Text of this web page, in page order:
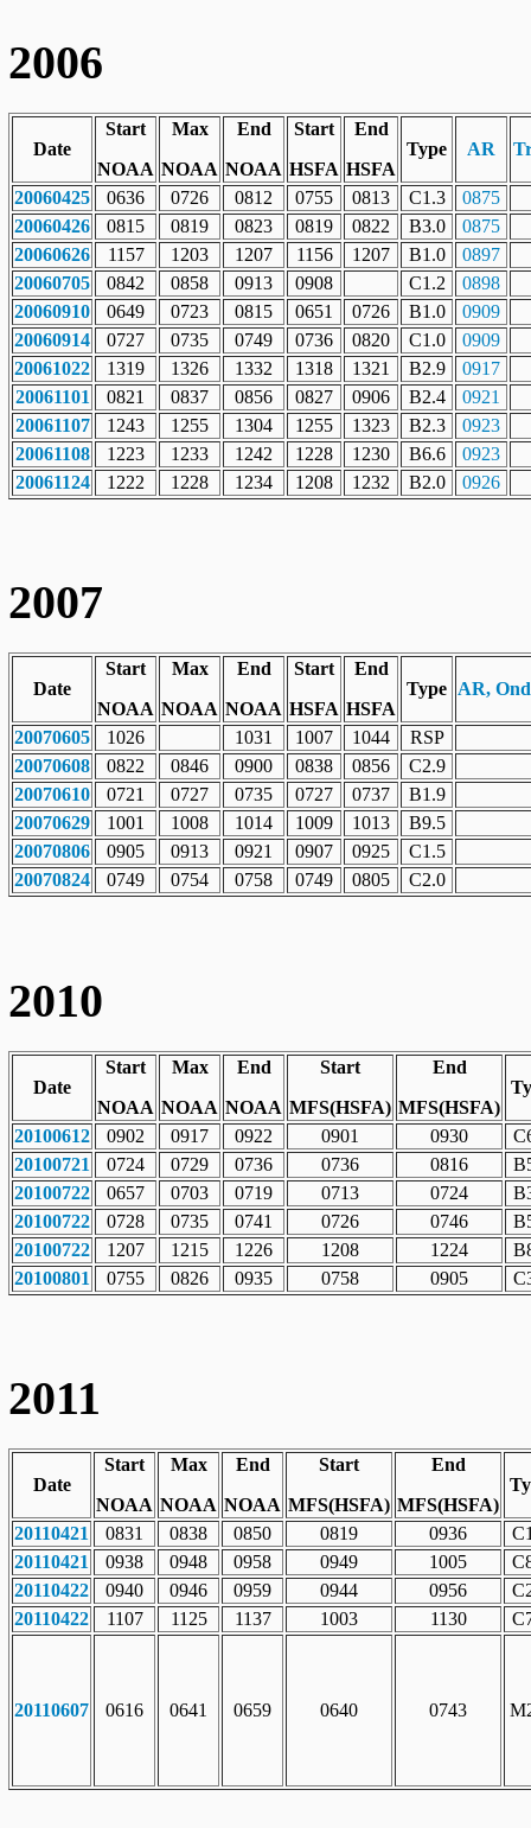
2006
Date
Start
NOAA
Max
NOAA
End
NOAA
Start
HSFA
End
HSFA
Type AR
20060425 0636 0726 0812 0755 0813 C1.3 0875
20060426
0815 0819 0823 0819 0822 B3.0 0875
20060626
1157 1203 1207 1156 1207 B1.0
0897
20060705
0842 0858 0913 0908 C1.2 0898
20060910
0649 0723 0815 0651 0726 B1.0
0909
20060914
0727 0735 0749 0736 0820 C1.0
0909
20061022
1319 1326 1332 1318 1321 B2.9
0917
20061101
0821 0837 0856 0827 0906 B2.4
0921
20061107
1243 1255 1304 1255 1323 B2.3
0923
20061108
1223 1233 1242 1228 1230 B6.6
0923
20061124
1222 1228 1234 1208 1232 B2.0 0926
2007
Date
Start
NOAA
Max
NOAA
End
NOAA
Start
HSFA
End
HSFA
Type AR,
20070605 1026 1031 1007 1044
RSP
20070608
0822 0846 0900 0838 0856
C2.9
20070610
0721 0727 0735 0727 0737
B1.9
20070629
1001 1008 1014 1009 1013
B9.5
20070806
0905 0913 0921 0907 0925
C1.5
20070824
0749 0754 0758 0749 0805 C2.0
2010
Date
Start
NOAA
Max
NOAA
End
NOAA
Start
MFS(HSFA)
End
MFS(HSFA)
20100612 0902 0917 0922 0901 0930
20100721
0724 0729 0736 0736 0816
20100722
0657 0703 0719 0713 0724
20100722
0728 0735 0741 0726 0746
20100722
1207 1215 1226 1208 1224
20100801
0755 0826 0935 0758 0905
2011
Date
Start
NOAA
Max
NOAA
End
NOAA
Start
MFS(HSFA)
End
MFS(HSFA)
20110421 0831 0838 0850 0819 0936
20110421
0938 0948 0958 0949 1005
20110422
0940 0946 0959 0944 0956
20110422
1107 1125 1137 1003 1130
20110607 0616 0641 0659 0640 0743